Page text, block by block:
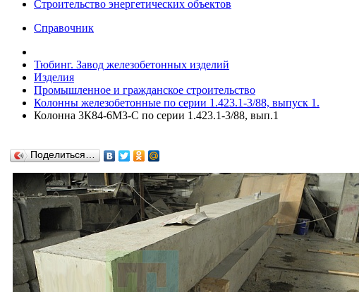
Строительство энергетических объектов
Справочник
Тюбинг. Завод железобетонных изделий
Изделия
Промышленное и гражданское строительство
Колонны железобетонные по серии 1.423.1-3/88, выпуск 1.
Колонна 3К84-6М3-С по серии 1.423.1-3/88, вып.1
Поделиться…